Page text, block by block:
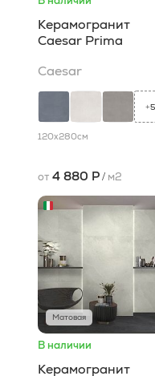
Керамогранит
Caesar Prima
Caesar
+5
120x280см
от 4 880 Р/ м2
Матовая
В наличии
Керамогранит